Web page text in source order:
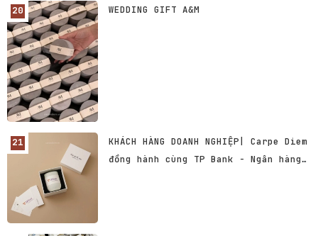
WEDDING GIFT A&M
KHÁCH HÀNG DOANH NGHIỆP| Carpe Diem
đồng hành cùng TP Bank - Ngân hàng